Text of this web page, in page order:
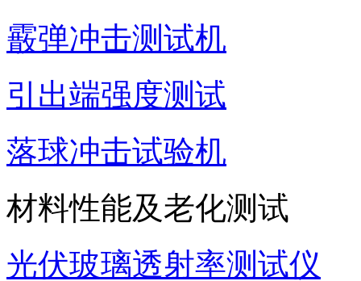
霰弹冲击测试机
引出端强度测试
落球冲击试验机
材料性能及老化测试
光伏玻璃透射率测试仪